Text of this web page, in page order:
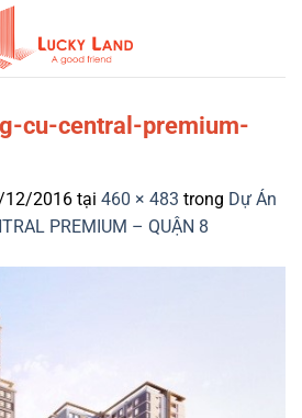
cu-central-premium-
12/2016 tại 460 × 483 trong Dự Án
PREMIUM – QUẬN 8